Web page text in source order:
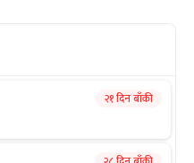
२१ दिन बाँकी